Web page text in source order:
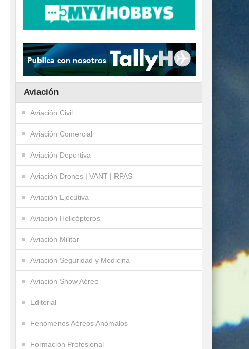
Aviación
Aviación Civil
Aviación Comercial
Aviación Deportiva
Aviación Drones | VANT | RPAS
Aviación Ejecutiva
Aviación Helicópteros
Aviación Militar
Aviación Seguridad y Medicina
Aviación Show Aéreo
Editorial
Fenómenos Aéreos Anómalos
Formación Profesional